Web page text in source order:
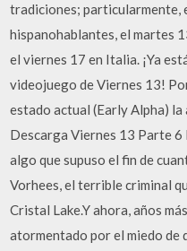
tradiciones; particularmente,
hispanohablantes, el martes
el viernes 17 en Italia. ¡Ya
videojuego de Viernes 13!
estado actual (Early Alpha)
Descarga Viernes 13 Parte
algo que supuso el fin de
Vorhees, el terrible criminal
Cristal Lake.Y ahora, años
atormentado por el miedo de